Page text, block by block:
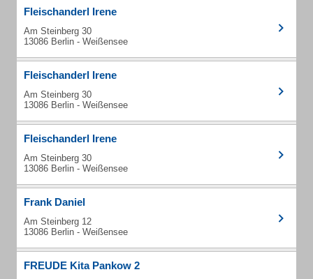
Fleischanderl Irene
Am Steinberg 30
13086 Berlin - Weißensee
Fleischanderl Irene
Am Steinberg 30
13086 Berlin - Weißensee
Fleischanderl Irene
Am Steinberg 30
13086 Berlin - Weißensee
Frank Daniel
Am Steinberg 12
13086 Berlin - Weißensee
FREUDE Kita Pankow 2